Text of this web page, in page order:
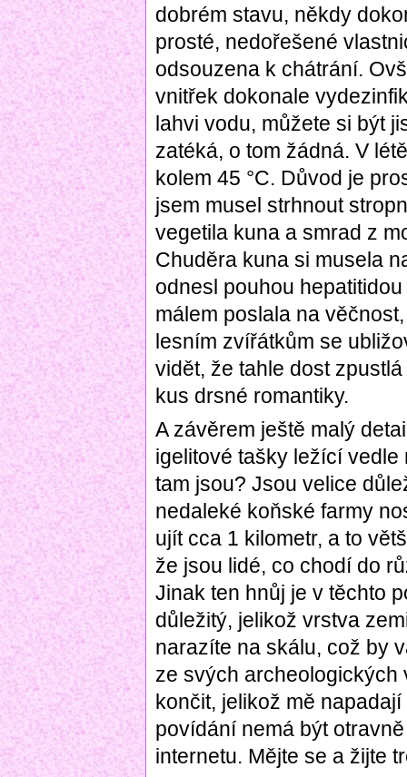
dobrém stavu, někdy
prosté, nedořešené
odsouzena k chátrání.
vnitřek dokonale
lahvi vodu, můžete si být
zatéká, o tom žádná. V
kolem 45 °C. Důvod je
jsem musel strhnout
vegetila kuna a smrad z
Chuděra kuna si musela
odnesl pouhou
málem poslala na
lesním zvířátkům se
vidět, že tahle dost
kus drsné romantiky.
A závěrem ještě malý
igelitové tašky ležící
tam jsou? Jsou velice
nedaleké koňské farmy
ujít cca 1 kilometr, a to
že jsou lidé, co chodí do
Jinak ten hnůj je v těchto
důležitý, jelikož vrstva
narazíte na skálu, což by
ze svých archeologických
končit, jelikož mě
povídání nemá být
internetu. Mějte se a žijte